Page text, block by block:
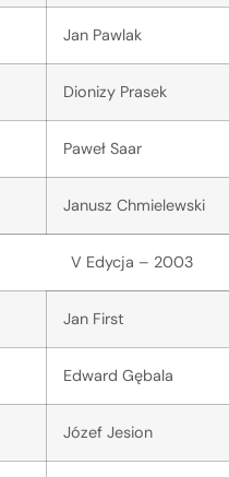
Jan Pawlak
Dionizy Prasek
Paweł Saar
Janusz Chmielewski
V Edycja – 2003
Jan First
Edward Gębala
Józef Jesion